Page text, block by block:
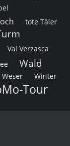
tote Täler
Val Verzasca
Wald
Weser Winter
Tour